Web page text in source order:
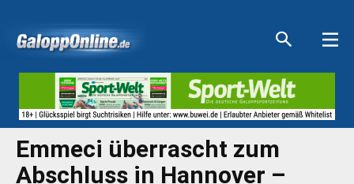
Emmeci überrascht zum
Abschluss in Hannover –